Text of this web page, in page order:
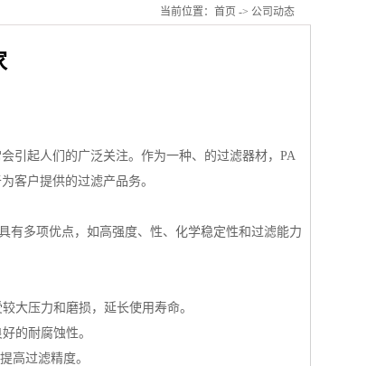
当前位置： 首页 -> 公司动态
引起人们的广泛关注。作为一种、的过滤器材，PA
客户提供的过滤产品务。
有多项优点，如高强度、性、化学稳定性和过滤能力
大压力和磨损，延长使用寿命。
的耐腐蚀性。
高过滤精度。